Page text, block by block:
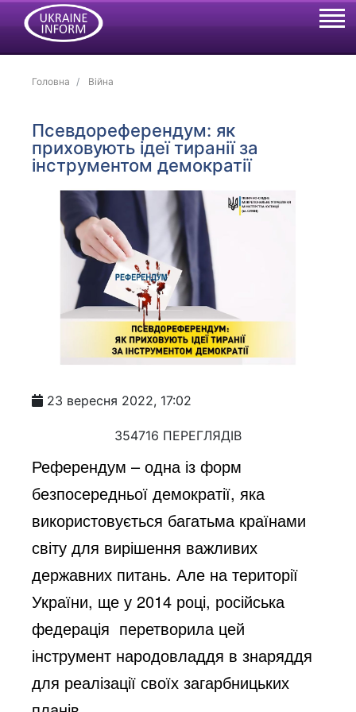
Головна Війна
Псевдореферендум: як
приховують ідеї тиранії за
інструментом демократії
23 вересня 2022, 17:02
354716 ПЕРЕГЛЯДІВ
Референдум – одна із форм
безпосередньої демократії, яка
використовується багатьма країнами
світу для вирішення важливих
державних питань. Але на території
України, ще у 2014 році, російська
федерація перетворила цей
інструмент народовладдя в знаряддя
для реалізації своїх загарбницьких